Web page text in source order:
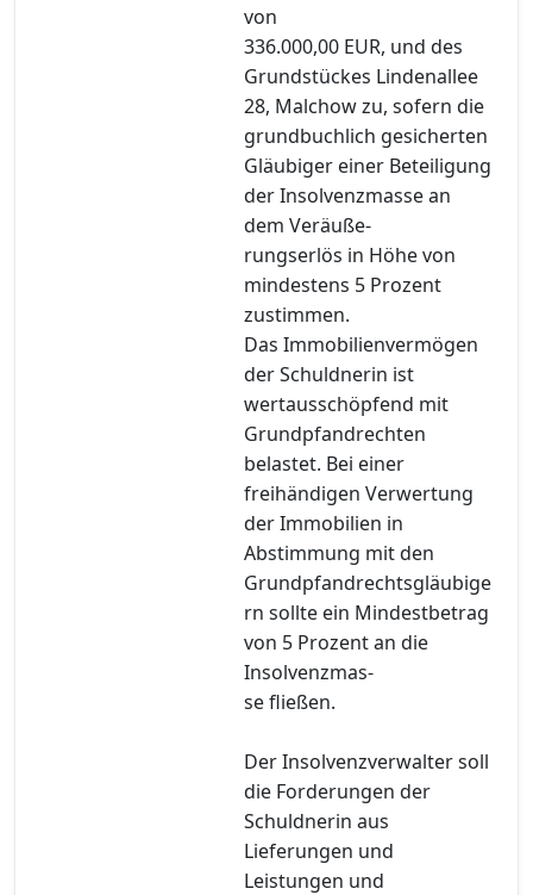
von
336.000,00 EUR, und des
Grundstückes Lindenallee
28, Malchow zu, sofern die
grundbuchlich gesicherten
Gläubiger einer Beteiligung
der Insolvenzmasse an
dem Veräuße-
rungserlös in Höhe von
mindestens 5 Prozent
zustimmen.
Das Immobilienvermögen
der Schuldnerin ist
wertausschöpfend mit
Grundpfandrechten
belastet. Bei einer
freihändigen Verwertung
der Immobilien in
Abstimmung mit den
Grundpfandrechtsgläubige
rn sollte ein Mindestbetrag
von 5 Prozent an die
Insolvenzmas-
se fließen.
Der Insolvenzverwalter soll
die Forderungen der
Schuldnerin aus
Lieferungen und
Leistungen und